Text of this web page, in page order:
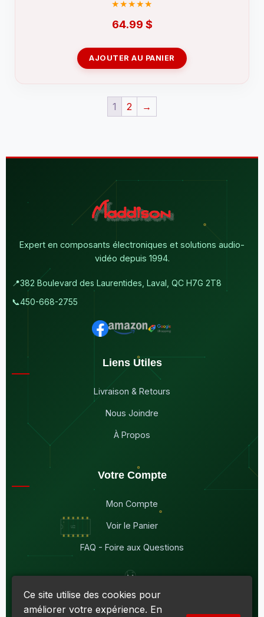
64.99 $
AJOUTER AU PANIER
1 2 →
Expert en composants électroniques et solutions audio-
vidéo depuis 1994.
📍382 Boulevard des Laurentides, Laval, QC H7G 2T8
📞450-668-2755
Liens Utiles
Livraison & Retours
Nous Joindre
À Propos
Votre Compte
Mon Compte
Voir le Panier
FAQ - Foire aux Questions
© 2026Maddison Électronique Inc.
Ce site utilise des cookies pour
améliorer votre expérience. En